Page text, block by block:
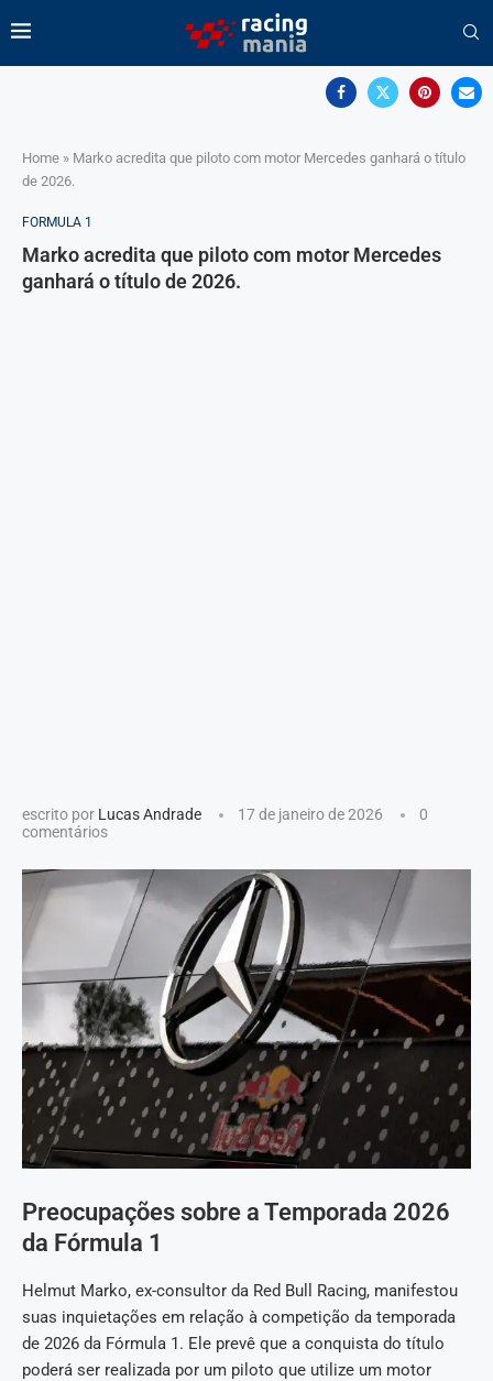
Home » Marko acredita que piloto com motor Mercedes ganhará o título
de 2026.
FORMULA 1
Marko acredita que piloto com motor Mercedes
ganhará o título de 2026.
escrito por Lucas Andrade 17 de janeiro de 2026
0
comentários
Preocupações sobre a Temporada 2026
da Fórmula 1
Helmut Marko, ex-consultor da Red Bull Racing, manifestou
suas inquietações em relação à competição da temporada
de 2026 da Fórmula 1. Ele prevê que a conquista do título
poderá ser realizada por um piloto que utilize um motor